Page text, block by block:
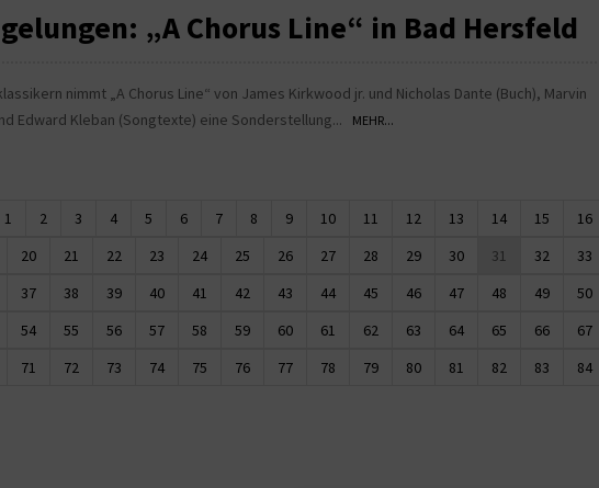
„A Chorus Line“ in Bad Hersfeld
nimmt „A Chorus Line“ von James Kirkwood jr. und Nicholas Dante (Buch), Marvin
Edward Kleban (Songtexte) eine Sonderstellung...
MEHR...
1 2 3 4 5 6 7 8 9 10 11 12 13 14 15
16
20 21 22 23 24 25 26 27 28 29 30 31 32
33
37 38 39 40 41 42 43 44 45 46 47 48 49
50
54 55 56 57 58 59 60 61 62 63 64 65 66
67
71 72 73 74 75 76 77 78 79 80 81 82 83
84